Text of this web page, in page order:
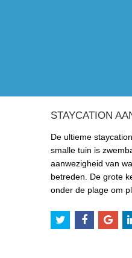
STAYCATION
De ultieme
smalle tuin is
aanwezigheid van
betreden. De grote
onder de plage om